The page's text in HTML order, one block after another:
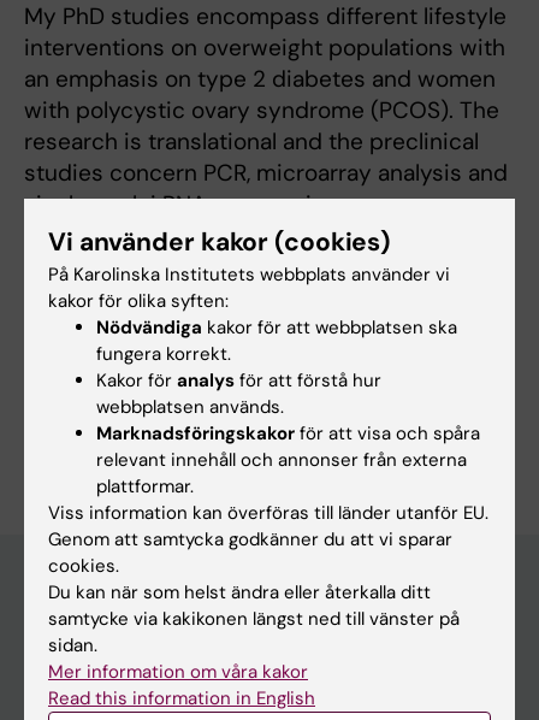
My PhD studies encompass different lifestyle
interventions on overweight populations with
an emphasis on type 2 diabetes and women
with polycystic ovary syndrome (PCOS). The
research is translational and the preclinical
studies concern PCR, microarray analysis and
single nuclei RNA sequencing.
Forskningsområden:
Gynekologi, obstetrik och reproduktionsmedicin
Är du Anton Hellberg?
Redigera din profil
Huvudmeny
Utbildning
Forskarutbildning
Vi använder kakor (cookies)
På Karolinska Institutets webbplats använder vi
kakor för olika syften:
Nödvändiga kakor för att webbplatsen ska
fungera korrekt.
Kakor för analys för att förstå hur
webbplatsen används.
Marknadsföringskakor för att visa och spåra
relevant innehåll och annonser från externa
plattformar.
Viss information kan överföras till länder utanför EU.
Genom att samtycka godkänner du att vi sparar
cookies.
Du kan när som helst ändra eller återkalla ditt
samtycke via kakikonen längst ned till vänster på
sidan.
Mer information om våra kakor
Read this information in English